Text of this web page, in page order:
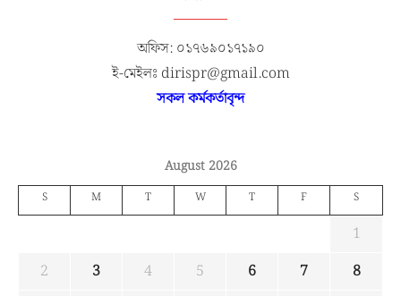
অফিস: ০১৭৬৯০১৭১৯০
ই-মেইলঃ dirispr@gmail.com
সকল কর্মকর্তাবৃন্দ
August 2026
S M T W T F S
1
2
3 4 5 6 7
8